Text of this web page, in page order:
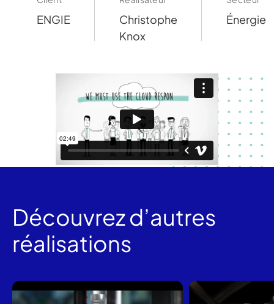
ENGIE
Christophe
Knox
Énergie
Découvrez d’autres
réalisations